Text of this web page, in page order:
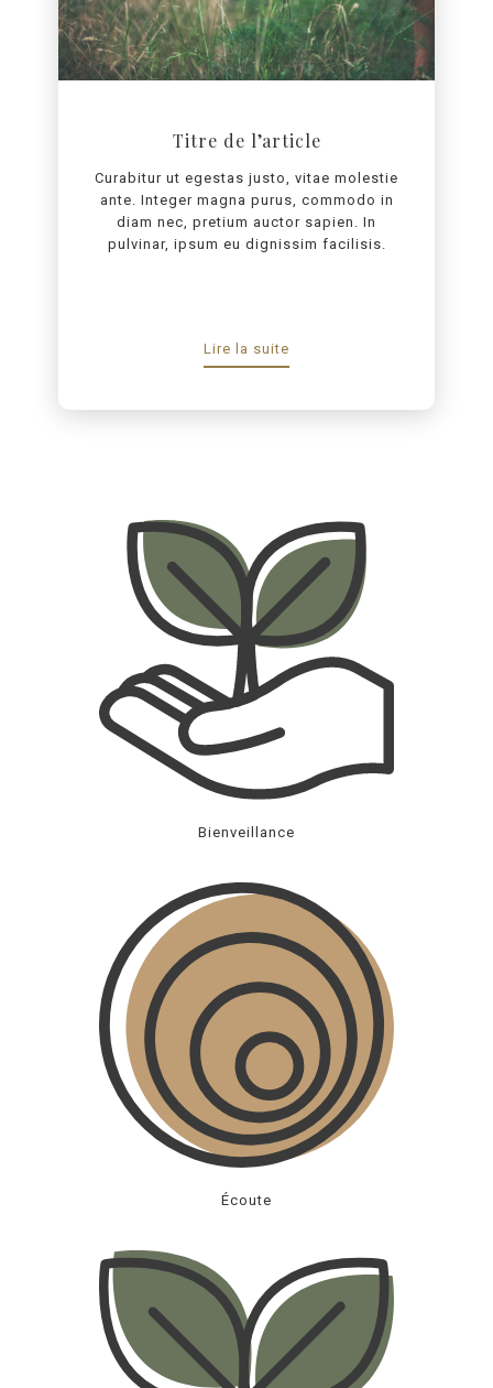
Titre de l’article
Curabitur ut egestas justo, vitae molestie
ante. Integer magna purus, commodo in
diam nec, pretium auctor sapien. In
pulvinar, ipsum eu dignissim facilisis.
Lire la suite
Bienveillance
Écoute